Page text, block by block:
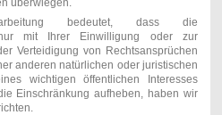
überwiegen.
bedeutet, dass die
mit Ihrer Einwilligung oder zur
Verteidigung von Rechtsan­sprüchen
anderen natürlichen oder juristischen
wichtigen öffentlichen Interesses
Einschränkung aufheben, haben wir